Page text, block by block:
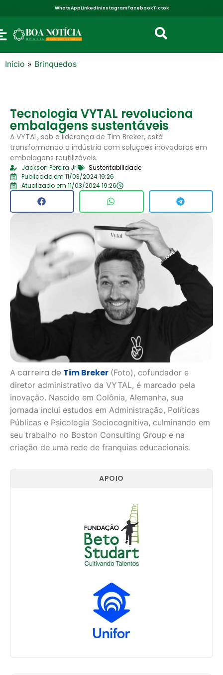
WhatsAppLinkedInInstagramFacebookTictok
Início » Brinquedos
Tecnologia VYTAL revoluciona
embalagens sustentáveis
A VYTAL, sob a liderança de Tim Breker, está
transformando a indústria com soluções inovadoras em
embalagens reutilizáveis.
Jackson Pereira Jr.
Sustentabilidade
Publicado em 11/03/2024 19:26
Atualizado em 11/03/2024 19:26
A carreira de Tim Breker (Foto), cofundador e
diretor administrativo da VYTAL, é marcado pela
inovação. Nascido em Colônia, Alemanha, sua
jornada inclui estudos em Administração, Políticas
Públicas e Psicologia Sociocognitiva, culminando em
seu trabalho no Boston Consulting Group e na
criação de uma rede de franquias educacionais.
APOIO